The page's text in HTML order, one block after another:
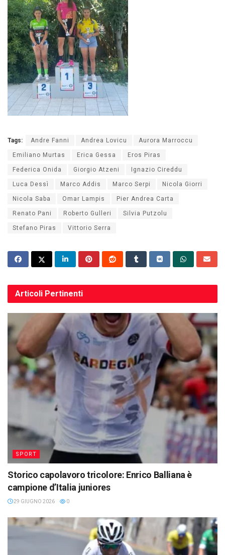
Tags: Andre Fanni Andrea Lovicu Aurora Marroccu
Emiliano Murtas Erica Gessa Eros Piras
Federica Onida Giorgio Atzeni Ignazio Cireddu
Luca Dessì Marco Addis Marco Serpi Nicola Giorri
Nicola Saba Omar Lampis Pier Andrea Carta
Renato Pani Roberto Gulleri Silvia Putzolu
Stefano Piras Vittorio Serra
Articoli Pertinenti
SPORT
Storico capolavoro tricolore: Enrico Balliana è
campione d’Italia juniores
29 GIUGNO 2026 0